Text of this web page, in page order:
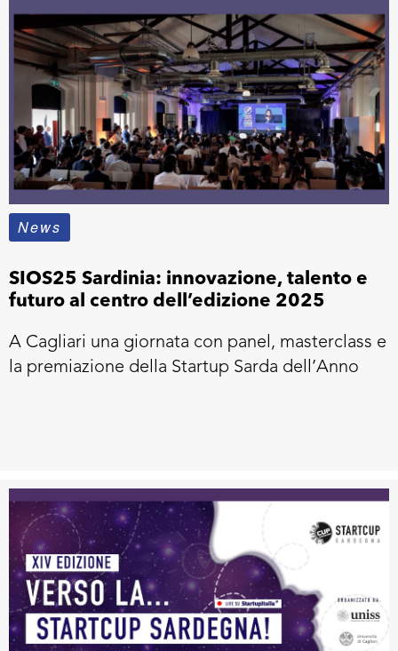
News
SIOS25 Sardinia: innovazione, talento e
futuro al centro dell’edizione 2025
A Cagliari una giornata con panel, masterclass e
la premiazione della Startup Sarda dell’Anno